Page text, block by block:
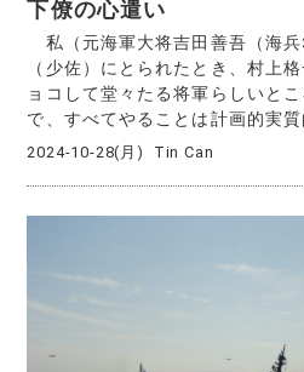
下僚の心遣い
私（元海軍大将吉田善吾（海
（少佐）にとられたとき、村上
ョコして堂々たる将軍らしいと
で、すべてやることは計画的実質
2024-10-28(月) Tin Can